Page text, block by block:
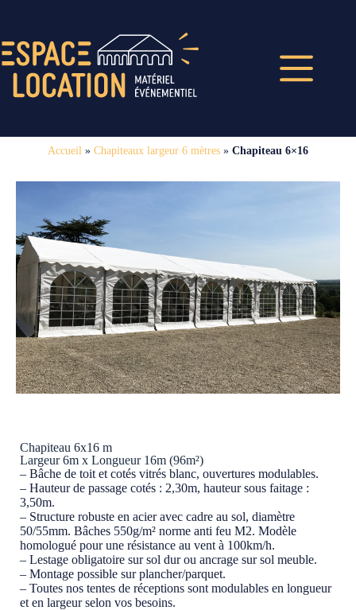
Accueil » Chapiteaux largeur 6 mètres » Chapiteau 6×16
Chapiteau 6x16 m
Largeur 6m x Longueur 16m (96m²)
– Bâche de toit et cotés vitrés blanc, ouvertures modulables.
– Hauteur de passage cotés : 2,30m, hauteur sous faitage :
3,50m.
– Structure robuste en acier avec cadre au sol, diamètre
50/55mm. Bâches 550g/m² norme anti feu M2. Modèle
homologué pour une résistance au vent à 100km/h.
– Lestage obligatoire sur sol dur ou ancrage sur sol meuble.
– Montage possible sur plancher/parquet.
– Toutes nos tentes de réceptions sont modulables en longueur
et en largeur selon vos besoins.